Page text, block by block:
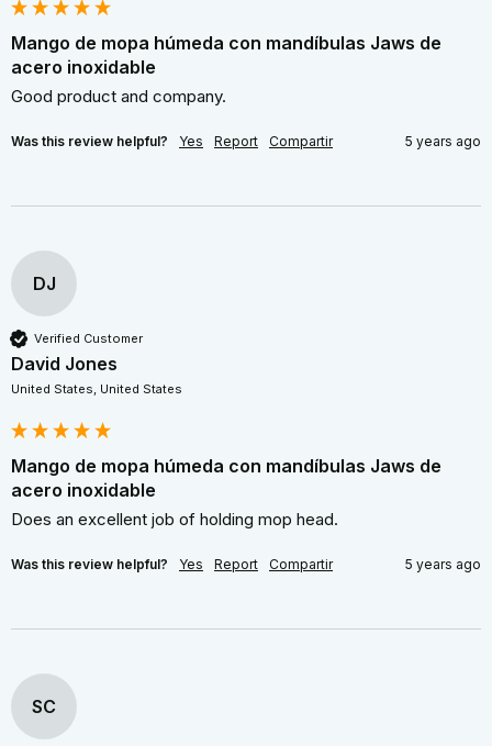
Mango de mopa húmeda con mandíbulas Jaws de
acero inoxidable
Good product and company.
Was this review helpful? Yes Report Compartir 5 years ago
DJ
Verified Customer
David Jones
United States, United States
Mango de mopa húmeda con mandíbulas Jaws de
acero inoxidable
Does an excellent job of holding mop head.
Was this review helpful? Yes Report Compartir 5 years ago
SC